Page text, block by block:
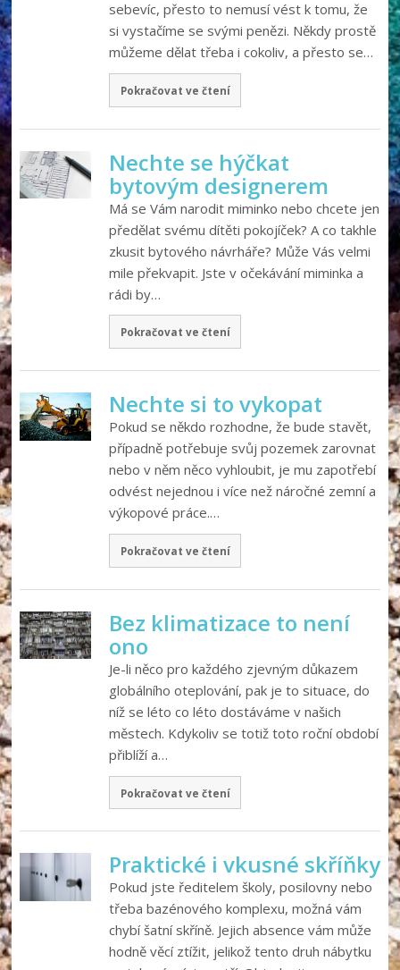
sebevíc, přesto to nemusí vést k tomu, že
si vystačíme se svými penězi. Někdy prostě
můžeme dělat třeba i cokoliv, a přesto se…
Pokračovat ve čtení
Nechte se hýčkat
bytovým designerem
Má se Vám narodit miminko nebo chcete jen
předělat svému dítěti pokojíček? A co takhle
zkusit bytového návrháře? Může Vás velmi
mile překvapit. Jste v očekávání miminka a
rádi by…
Pokračovat ve čtení
Nechte si to vykopat
Pokud se někdo rozhodne, že bude stavět,
případně potřebuje svůj pozemek zarovnat
nebo v něm něco vyhloubit, je mu zapotřebí
odvést nejednou i více než náročné zemní a
výkopové práce.…
Pokračovat ve čtení
Bez klimatizace to není
ono
Je-li něco pro každého zjevným důkazem
globálního oteplování, pak je to situace, do
níž se léto co léto dostáváme v našich
městech. Kdykoliv se totiž toto roční období
přiblíží a…
Pokračovat ve čtení
Praktické i vkusné skříňky
Pokud jste ředitelem školy, posilovny nebo
třeba bazénového komplexu, možná vám
chybí šatní skříně. Jejich absence vám může
hodně věcí ztížit, jelikož tento druh nábytku